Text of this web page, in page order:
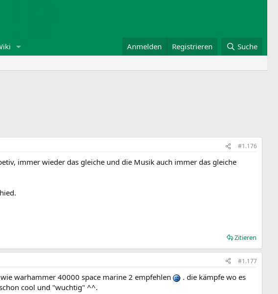
Anmelden Registrieren Suche
#1.176
immer wieder das gleiche und die Musik auch immer das gleiche
Zitieren
#1.177
warhammer 40000 space marine 2 empfehlen
. die kämpfe wo es
cool und "wuchtig" ^^.